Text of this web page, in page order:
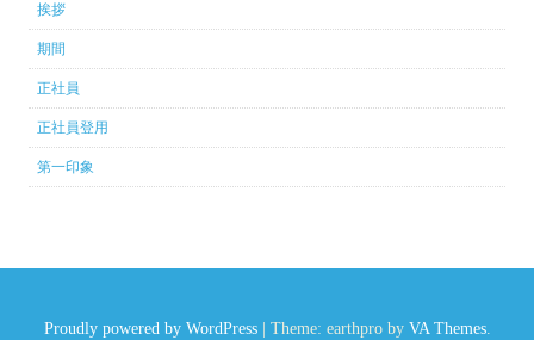
挨拶
期間
正社員
正社員登用
第一印象
Proudly powered by WordPress Theme: earthpro by VA Themes.